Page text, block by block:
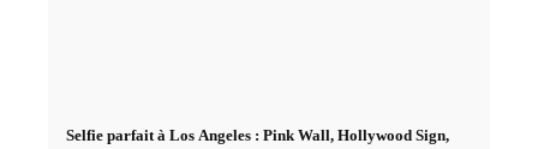
Selfie parfait à Los Angeles : Pink Wall, Hollywood Sign,